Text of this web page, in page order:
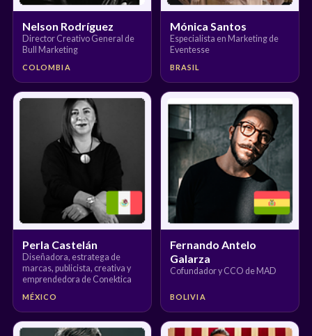
Nelson Rodríguez
Director Creativo General de
Bull Marketing
COLOMBIA
Mónica Santos
Especialista en Marketing de
Eventesse
BRASIL
Perla Castelán
Diseñadora, estratega de
marcas, publicista, creativa y
emprendedora de Conektica
MÉXICO
Fernando Antelo
Galarza
Cofundador y CCO de MAD
BOLIVIA